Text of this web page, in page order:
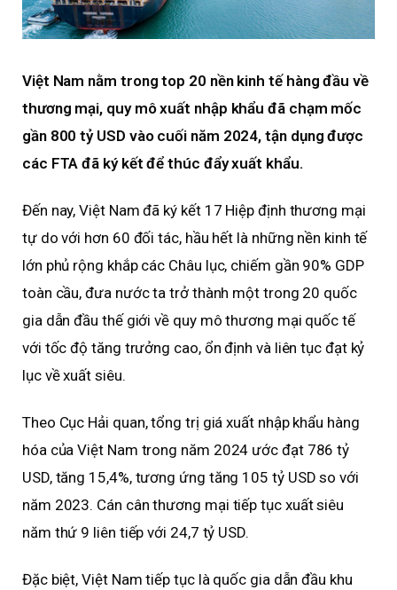
Việt Nam nằm trong top 20 nền kinh tế hàng đầu về
thương mại, quy mô xuất nhập khẩu đã chạm mốc
gần 800 tỷ USD vào cuối năm 2024, tận dụng được
các FTA đã ký kết để thúc đẩy xuất khẩu.
Đến nay, Việt Nam đã ký kết 17 Hiệp định thương mại
tự do với hơn 60 đối tác, hầu hết là những nền kinh tế
lớn phủ rộng khắp các Châu lục, chiếm gần 90% GDP
toàn cầu, đưa nước ta trở thành một trong 20 quốc
gia dẫn đầu thế giới về quy mô thương mại quốc tế
với tốc độ tăng trưởng cao, ổn định và liên tục đạt kỷ
lục về xuất siêu.
Theo Cục Hải quan, tổng trị giá xuất nhập khẩu hàng
hóa của Việt Nam trong năm 2024 ước đạt 786 tỷ
USD, tăng 15,4%, tương ứng tăng 105 tỷ USD so với
năm 2023. Cán cân thương mại tiếp tục xuất siêu
năm thứ 9 liên tiếp với 24,7 tỷ USD.
Đặc biệt, Việt Nam tiếp tục là quốc gia dẫn đầu khu